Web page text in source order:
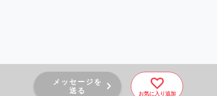
メッセージを
送る
お気に入り追加